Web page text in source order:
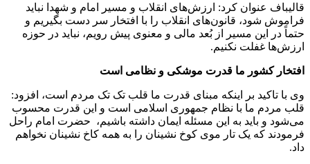
قالیباف عنوان کرد: ارزش‌های انقلاب و مسیر امام و شهدا نباید
فراموش شود، قانون‌های انقلاب را با افتخار سر دست بگیریم و
حتماً در این مسیر از بُعد مالی و معنوی پیش رویم، نباید در حوزه
ارزش‌ها غفلت نکنیم.
افتخار کشور ما قدرت موشکی و نظامی است
وی با تاکید بر اینکه مبنای قدرت ما قلب تک تک مردم است، افزود:
قلب مردم ما با نظام جمهوری اسلامی است و این قدرت محسوب
می‌شود و باید به این مسئله ایمان داشته باشیم، حضرت امام راحل
فرمودند که یک تار موی کوخ نشینان را به همه کاخ نشینان نخواهم
داد.